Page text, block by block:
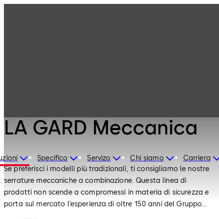
Specifico Servizo Chi siamo Carriera
LA GARD Meccanica
Se preferisci i modelli più tradizionali, ti consigliamo le nostre
serrature meccaniche a combinazione. Questa linea di
prodotti non scende a compromessi in materia di sicurezza e
porta sul mercato l’esperienza di oltre 150 anni del Gruppo